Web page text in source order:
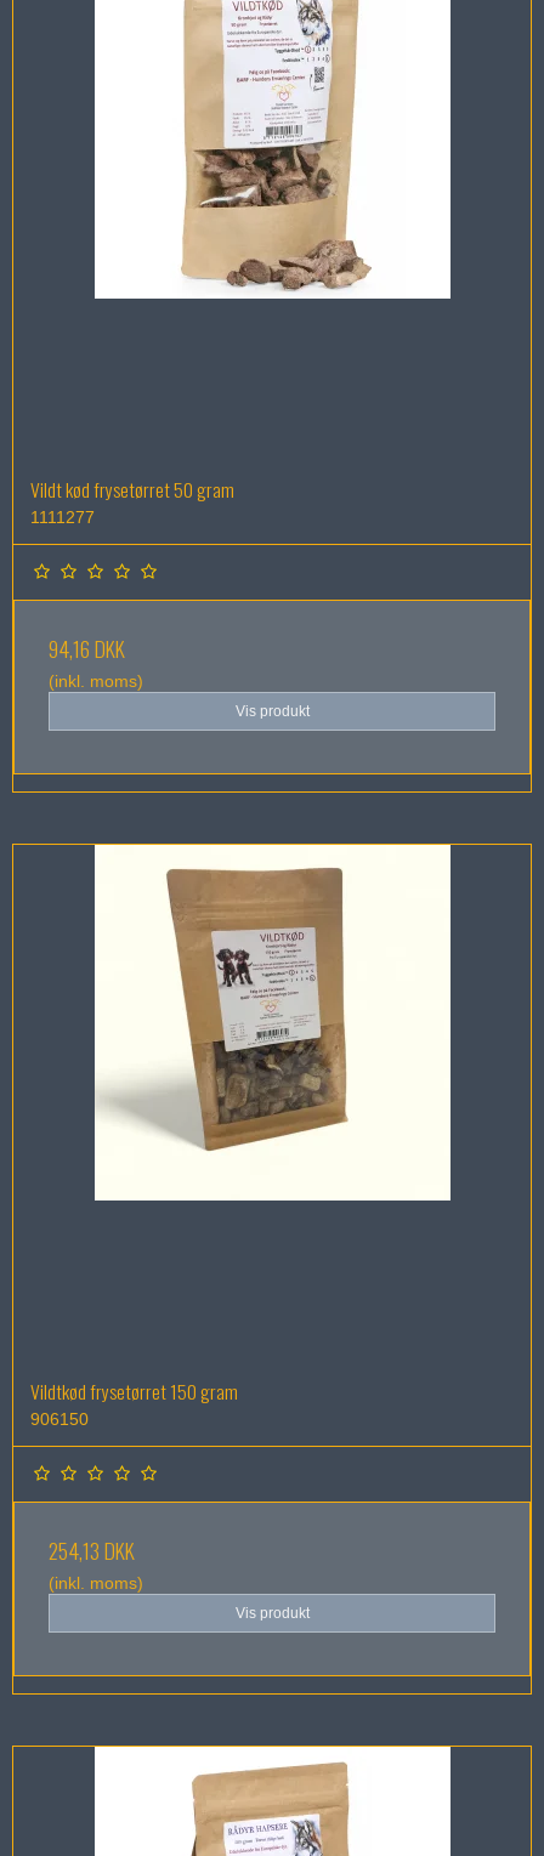
Vildt kød frysetørret 50 gram
1111277
94,16 DKK
(inkl. moms)
Vis produkt
Vildtkød frysetørret 150 gram
906150
254,13 DKK
(inkl. moms)
Vis produkt